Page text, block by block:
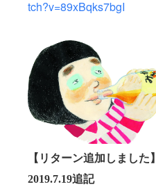
tch?v=89xBqks7bgI
【リターン追加しました】
2019.7.19追記